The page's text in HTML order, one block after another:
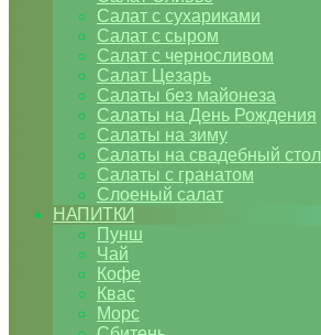
Салат с сухариками
Салат с сыром
Салат с черносливом
Салат Цезарь
Салаты без майонеза
Салаты на День Рождения
Салаты на зиму
Салаты на свадебный стол
Салаты с гранатом
Слоеный салат
НАПИТКИ
Пунш
Чай
Кофе
Квас
Морс